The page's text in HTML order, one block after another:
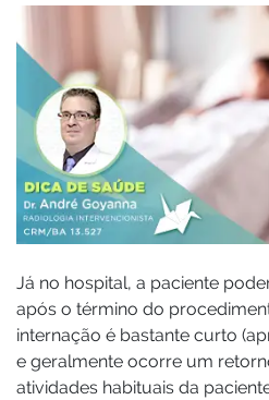
Já no hospital, a paciente
após o término do
internação é bastante curto
e geralmente ocorre um
atividades habituais da